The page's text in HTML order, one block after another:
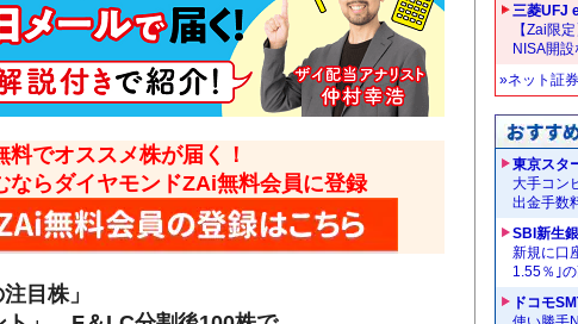
料でオススメ株が届く！
ならダイヤモンドZAi無料会員に登録
目株」
三菱UFJ
【Zai限
NISA開
»ネット証
東京スタ
大手コン
出金手数
SBI新生
新規に口
1.55％｣
ドコモ